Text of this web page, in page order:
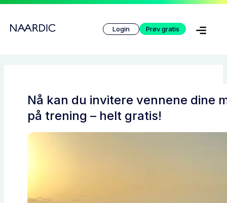
Hopp
Login Prøv gratis
Nå kan du invitere vennene dine
på trening – helt gratis!